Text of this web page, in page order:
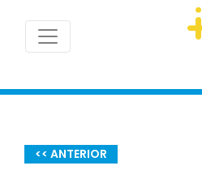
<< ANTERIOR